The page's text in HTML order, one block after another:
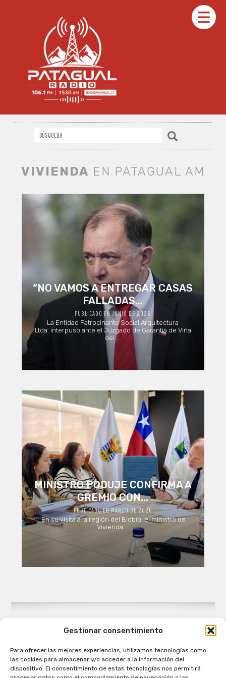
Gestionar consentimiento
Para ofrecer las mejores experiencias, utilizamos tecnologías como
las cookies para almacenar y/o acceder a la información del
dispositivo. El consentimiento de estas tecnologías nos permitirá
VIVIENDA EN PATAGUAL AM
“NO VAMOS A ENTREGAR CASAS
FALLADAS...
PUBLICADO EN JUNIO DE 2026
La Entidad Patrocinante Social Arquitectura
Ltda. interpuso ante el Juzgado de Garantía de Viña
del ...
MINISTRO PODUJE CONFIRMA A
GREMIO CON...
PUBLICADO EN MARZO DE 2026
En su visita a la región del Biobío, el ministro de
Vivienda ...
Patagual Radio Digital 2026 - Todos los derechos
reservados